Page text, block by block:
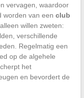
vervagen, waardoor
worden van een club
willen zweten:
verschillende
Regelmatig een
op de algehele
het
en bevordert de